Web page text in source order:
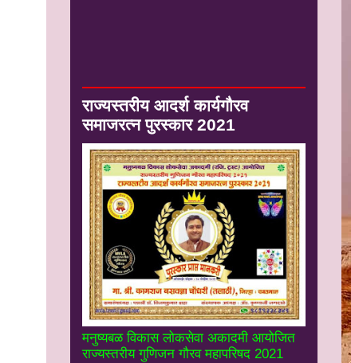
राज्यस्तरीय आदर्श कार्यगौरव
समाजरत्न पुरस्कार 2021
मनुष्यबळ विकास लोकसेवा अकादमी आयोजित
राज्यस्तरीय गुणिजन गौरव महापरिषद 2021